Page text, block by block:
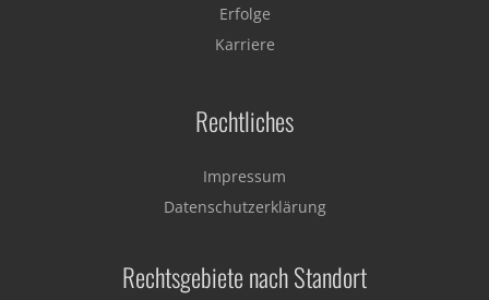
Erfolge
Karriere
Rechtliches
Impressum
Datenschutzerklärung
Rechtsgebiete nach Standort